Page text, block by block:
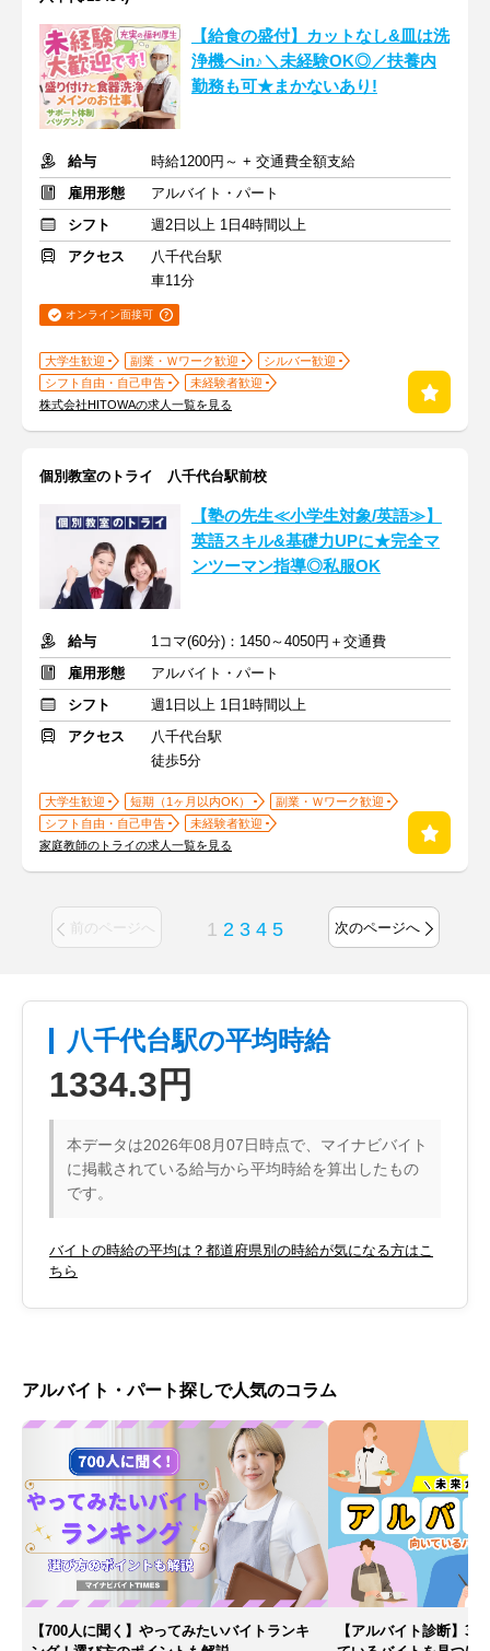
【給食の盛付】カットなし&皿は洗
浄機へin♪＼未経験OK◎／扶養内
勤務も可★まかないあり!
給与
時給1200円～ + 交通費全額支給
雇用形態
アルバイト・パート
シフト
週2日以上 1日4時間以上
アクセス
八千代台駅
車11分
オンライン面接可
大学生歓迎 副業・Ｗワーク歓迎
シルバー歓迎
シフト自由・自己申告
未経験者歓迎
株式会社HITOWAの求人一覧を見る
個別教室のトライ 八千代台駅前校
【塾の先生≪小学生対象/英語≫】
英語スキル&基礎力UPに★完全マ
ンツーマン指導◎私服OK
給与
1コマ(60分)：1450～4050円＋交通費
雇用形態
アルバイト・パート
シフト
週1日以上 1日1時間以上
アクセス
八千代台駅
徒歩5分
大学生歓迎 短期（1ヶ月以内OK）
副業・Ｗワーク歓迎
シフト自由・自己申告
未経験者歓迎
家庭教師のトライの求人一覧を見る
前のページへ 1 2 3 4 5 次のページへ
八千代台駅の平均時給
1334.3円
本データは2026年08月07日時点で、マイナビバイト
に掲載されている給与から平均時給を算出したもの
です。
バイトの時給の平均は？都道府県別の時給が気になる方はこ
ちら
アルバイト・パート探しで人気のコラム
【700人に聞く】やってみたいバイトランキ
【アルバイト診断】